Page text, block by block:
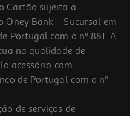
Cartão sujeita a
Oney Bank – Sucursal em
Portugal com o nº 881. A
na qualidade de
acessório com
de Portugal com o nº
de serviços de